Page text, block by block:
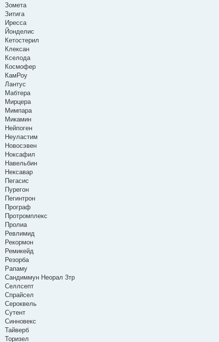
Зомета
Зитига
Иресса
Йонделис
Кетостерил
Клексан
Кселода
Космофер
КамРоу
Лантус
Мабтера
Мирцера
Мимпара
Микамин
Нейпоген
Неуластим
Новосэвен
Ноксафил
Навельбин
Нексавар
Пегасис
Пурегон
Пегинтрон
Програф
Протромплекс
Пролиа
Ревлимид
Рекормон
Ремикейд
Резорба
Рапаму
Сандиммун Неорал 3тр
Селлсепт
Спрайсел
Сероквель
Сутент
Синновекс
Тайверб
Торизел